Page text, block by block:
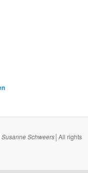
SusanneSchweers│All rights